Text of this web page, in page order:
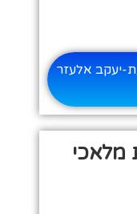
יעקב אלעזר
מלאכי